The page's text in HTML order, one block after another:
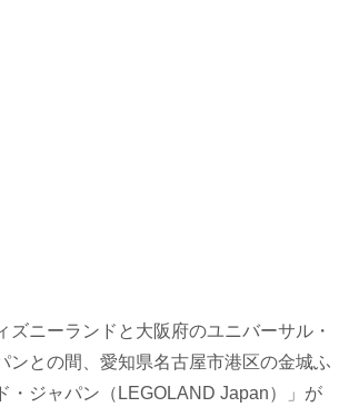
ズニーランドと大阪府のユニバーサル・
ンとの間、愛知県名古屋市港区の金城ふ
・ジャパン（LEGOLAND Japan）」が